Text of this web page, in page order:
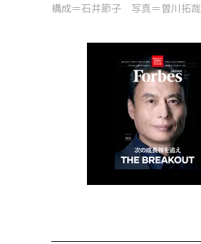
構成＝石井節子 写真＝曽川拓哉